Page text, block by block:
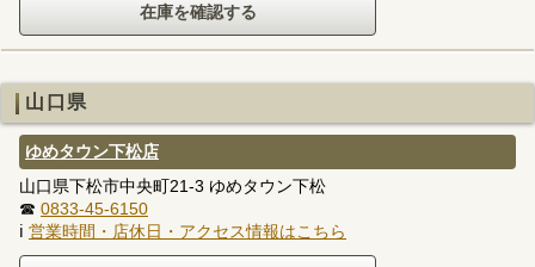
山口県
ゆめタウン下松店
山口県下松市中央町21-3 ゆめタウン下松
☎ 0833-45-6150
ℹ 営業時間・店休日・アクセス情報はこちら